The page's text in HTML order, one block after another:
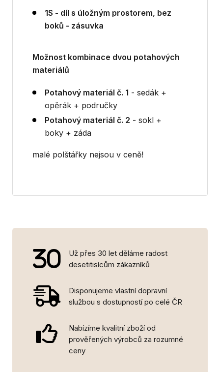
1S - díl s úložným prostorem, bez
boků - zásuvka
Možnost kombinace dvou potahových
materiálů
Potahový materiál č. 1 - sedák +
opěrák + područky
Potahový materiál č. 2 - sokl +
boky + záda
malé polštářky nejsou v ceně!
Už přes 30 let děláme radost
desetitisícům zákazníků
Disponujeme vlastní dopravní
službou s dostupností po celé ČR
Nabízíme kvalitní zboží od
prověřených výrobců za rozumné
ceny